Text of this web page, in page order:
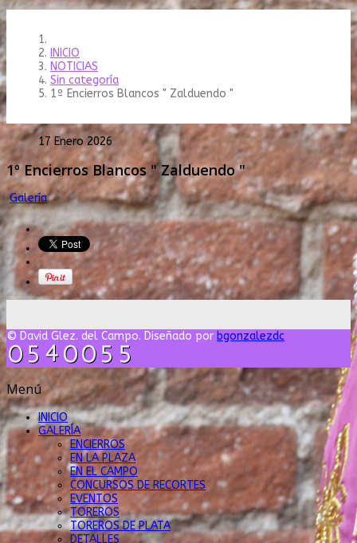
INICIO
NOTICIAS
Sin categoría
1º Encierros Blancos " Zalduendo "
17 Enero 2026
1º Encierros Blancos " Zalduendo "
Galería
© David Glez. del Campo. Diseñado por bgonzalezdc
Menú
INICIO
GALERÍA
ENCIERROS
EN LA PLAZA
EN EL CAMPO
CONCURSOS DE RECORTES
EVENTOS
TOREROS
TOREROS DE PLATA
DETALLES